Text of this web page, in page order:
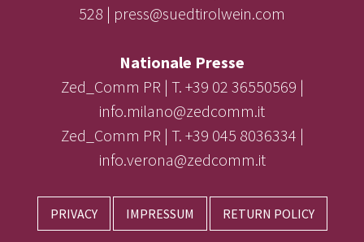
528 | press@suedtirolwein.com
Nationale Presse
Zed_Comm PR | T. +39 02 36550569 |
info.milano@zedcomm.it
Zed_Comm PR | T. +39 045 8036334 |
info.verona@zedcomm.it
PRIVACY IMPRESSUM RETURN POLICY